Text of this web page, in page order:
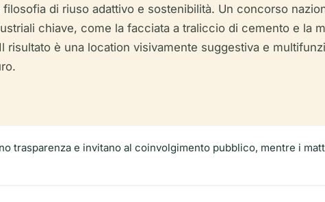
di riuso adattivo e sostenibilità. Un concorso
chiave, come la facciata a traliccio di cemento e la
è una location visivamente suggestiva e
trasparenza e invitano al coinvolgimento pubblico, mentre i